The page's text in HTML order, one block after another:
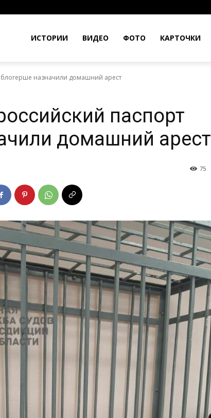
ИСТОРИИ ВИДЕО ФОТО КАРТОЧКИ
назначили домашний арест
паспорт
домашний арест
75